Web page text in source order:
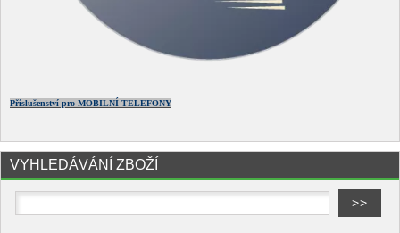
Příslušenství pro MOBILNÍ TELEFONY
VYHLEDÁVÁNÍ ZBOŽÍ